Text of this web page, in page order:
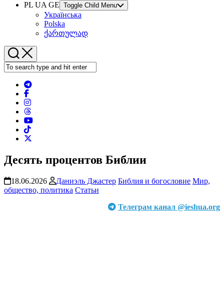
PL UA GE Toggle Child Menu
Українська
Polska
ქართულად
Десять процентов Библии
18.06.2026 Даниэль Джастер Библия и богословие Мир,
общество, политика Статьи
Телеграм канал @ieshua.org